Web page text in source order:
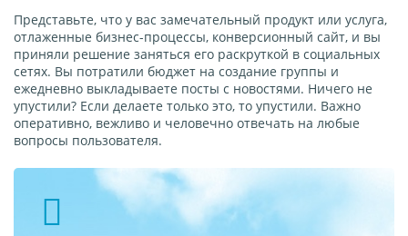
Представьте, что у вас замечательный продукт или услуга,
отлаженные бизнес-процессы, конверсионный сайт, и вы
приняли решение заняться его раскруткой в социальных
сетях. Вы потратили бюджет на создание группы и
ежедневно выкладываете посты с новостями. Ничего не
упустили? Если делаете только это, то упустили. Важно
оперативно, вежливо и человечно отвечать на любые
вопросы пользователя.